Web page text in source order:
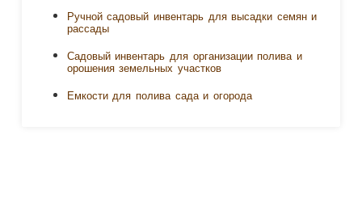
Ручной садовый инвентарь для высадки семян и
рассады
Садовый инвентарь для организации полива и
орошения земельных участков
Емкости для полива сада и огорода